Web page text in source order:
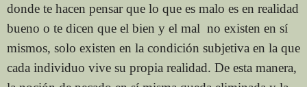
donde te hacen pensar que lo que es malo es en realidad
bueno o te dicen que el bien y el mal no existen en sí
mismos, solo existen en la condición subjetiva en la que
cada individuo vive su propia realidad. De esta manera,